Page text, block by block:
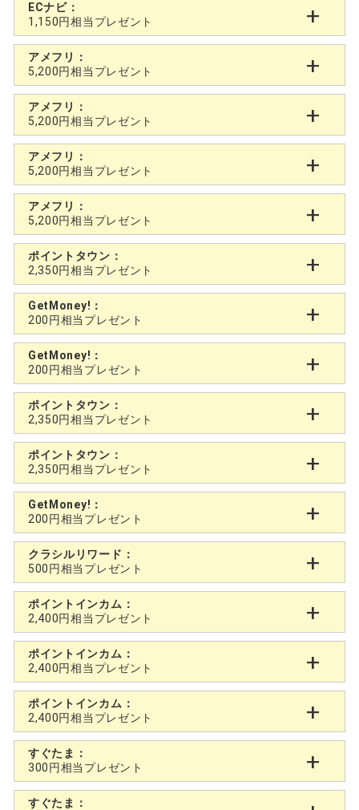
ECナビ：
1,150円相当プレゼント
アメフリ：
5,200円相当プレゼント
アメフリ：
5,200円相当プレゼント
アメフリ：
5,200円相当プレゼント
アメフリ：
5,200円相当プレゼント
ポイントタウン：
2,350円相当プレゼント
GetMoney!：
200円相当プレゼント
GetMoney!：
200円相当プレゼント
ポイントタウン：
2,350円相当プレゼント
ポイントタウン：
2,350円相当プレゼント
GetMoney!：
200円相当プレゼント
クラシルリワード：
500円相当プレゼント
ポイントインカム：
2,400円相当プレゼント
ポイントインカム：
2,400円相当プレゼント
ポイントインカム：
2,400円相当プレゼント
すぐたま：
300円相当プレゼント
すぐたま：